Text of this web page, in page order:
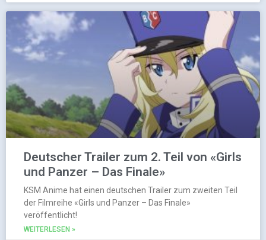
Deutscher Trailer zum 2. Teil von «Girls
und Panzer – Das Finale»
KSM Anime hat einen deutschen Trailer zum zweiten Teil
der Filmreihe «Girls und Panzer – Das Finale»
veröffentlicht!
WEITERLESEN »